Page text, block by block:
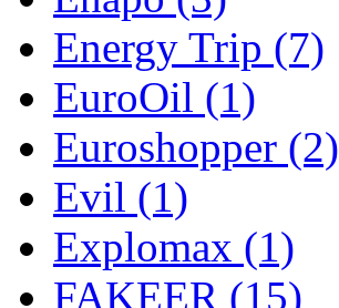
Energy Trip (7)
EuroOil (1)
Euroshopper (2)
Evil (1)
Explomax (1)
FAKEER (15)